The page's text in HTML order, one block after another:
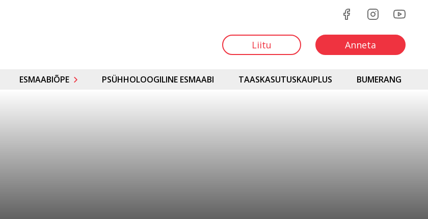
Liitu Anneta
ESMAABIÕPE PSÜHHOLOOGILINE ESMAABI TAASKASUTUSKAUPLUS BUMERANG